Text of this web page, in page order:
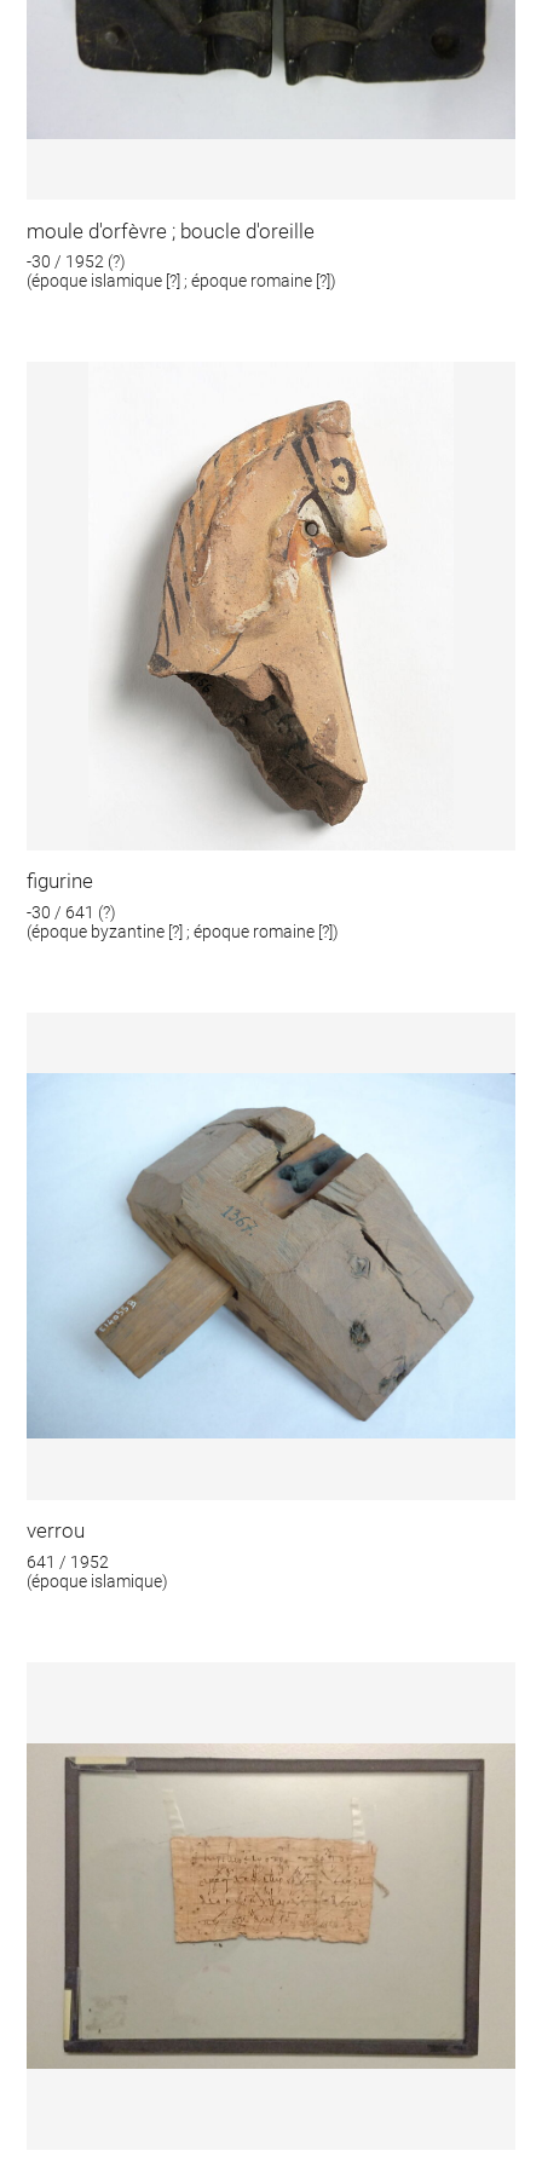
moule d'orfèvre ; boucle d'oreille
-30 / 1952 (?)
(époque islamique [?] ; époque romaine [?])
figurine
-30 / 641 (?)
(époque byzantine [?] ; époque romaine [?])
verrou
641 / 1952
(époque islamique)